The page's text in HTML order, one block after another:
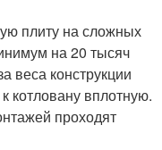
плиту на сложных
на 20 тысяч
веса конструкции
котловану вплотную.
проходят